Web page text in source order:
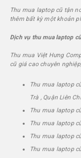
Thu mua laptop cũ tận
thêm bất kỳ một khoản
Dịch vụ thu mua laptop
Thu mua Việt Hưng
cũ giá cao chuyên
Thu mua laptop
Trà , Quận Liên
Thu mua laptop
Thu mua laptop
Thu mua laptop
Thu mua laptop